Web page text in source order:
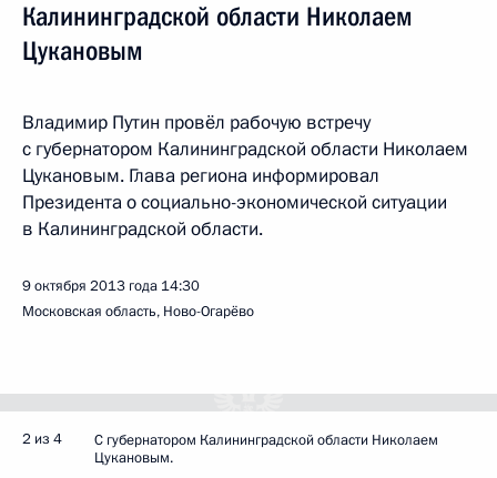
Калининградской области Николаем
Цукановым
Владимир Путин провёл рабочую встречу
с губернатором Калининградской области Николаем
Цукановым. Глава региона информировал
Президента о социально-экономической ситуации
в Калининградской области.
9 октября 2013 года 14:30
Московская область, Ново-Огарёво
2 из 4
С губернатором Калининградской области Николаем
Цукановым.